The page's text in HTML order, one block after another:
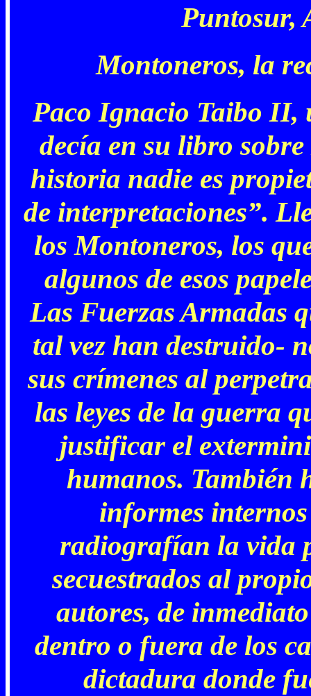
Puntosur,
Montoneros, la
Paco Ignacio Taibo II,
decía en su libro
historia nadie es
de interpretaciones”.
los Montoneros, los
algunos de esos
Las Fuerzas Armadas
tal vez han destruido-
sus crímenes al
las leyes de la guerra
justificar el
humanos. También
informes
radiografían la vida
secuestrados al
autores, de
dentro o fuera de los
dictadura donde